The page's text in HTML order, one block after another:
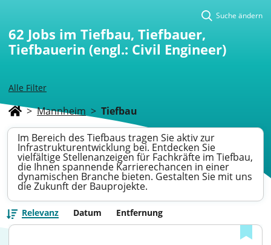
Alle Filter
Suche ändern
62 Jobs im Tiefbau, Tiefbauer,
Tiefbauerin (engl.: Civil Engineer)
> Mannheim > Tiefbau
Im Bereich des Tiefbaus tragen Sie aktiv zur
Infrastrukturentwicklung bei. Entdecken Sie
vielfältige Stellenanzeigen für Fachkräfte im Tiefbau,
die Ihnen spannende Karrierechancen in einer
dynamischen Branche bieten. Gestalten Sie mit uns
die Zukunft der Bauprojekte.
Relevanz Datum Entfernung